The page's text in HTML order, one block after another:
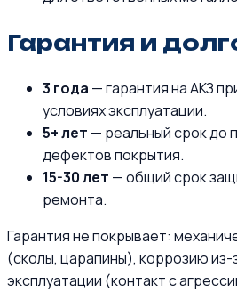
Гарантия и
3 года — гарантия на АКЗ
условиях эксплуатации.
5+ лет — реальный срок до
дефектов покрытия.
15-30 лет — общий срок
ремонта.
Гарантия не покрывает:
(сколы, царапины), коррозию из-
эксплуатации (контакт с